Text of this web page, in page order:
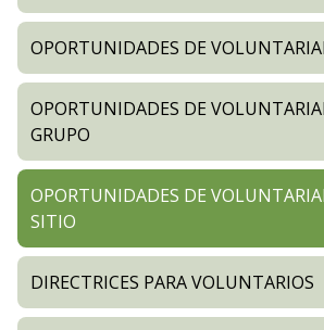
OPORTUNIDADES DE
OPORTUNIDADES DE
GRUPO
OPORTUNIDADES DE
SITIO
DIRECTRICES PARA VOLUNTARIOS